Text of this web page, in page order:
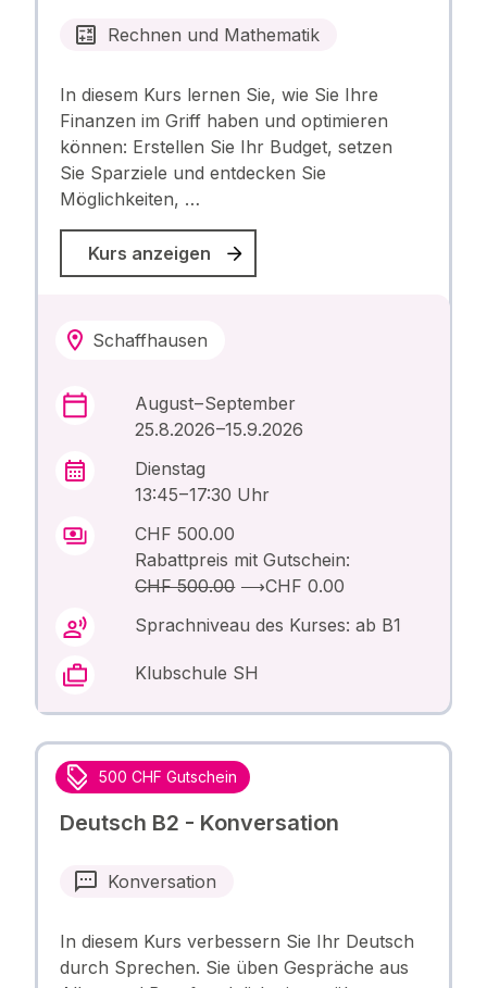
Rechnen und Mathematik
In diesem Kurs lernen Sie, wie Sie Ihre
Finanzen im Griff haben und optimieren
können: Erstellen Sie Ihr Budget, setzen
Sie Sparziele und entdecken Sie
Möglichkeiten, …
Kurs anzeigen
Schaffhausen
August – September
25.8.2026 –15.9.2026
Dienstag
13:45 – 17:30 Uhr
CHF 500.00
Rabattpreis mit Gutschein:
CHF 500.00⟶CHF 0.00
Sprachniveau des Kurses: ab B1
Klubschule SH
500 CHF Gutschein
Deutsch B2 - Konversation
Konversation
In diesem Kurs verbessern Sie Ihr Deutsch
durch Sprechen. Sie üben Gespräche aus